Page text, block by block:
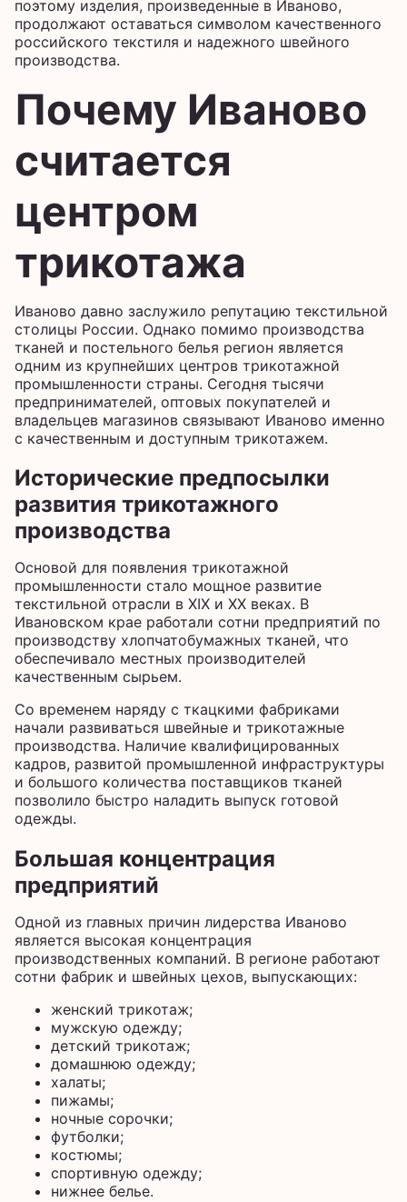
поэтому изделия, произведенные в Иваново,
продолжают оставаться символом качественного
российского текстиля и надежного швейного
производства.
Почему Иваново
считается
центром
трикотажа
Иваново давно заслужило репутацию текстильной
столицы России. Однако помимо производства
тканей и постельного белья регион является
одним из крупнейших центров трикотажной
промышленности страны. Сегодня тысячи
предпринимателей, оптовых покупателей и
владельцев магазинов связывают Иваново именно
с качественным и доступным трикотажем.
Исторические предпосылки
развития трикотажного
производства
Основой для появления трикотажной
промышленности стало мощное развитие
текстильной отрасли в XIX и XX веках. В
Ивановском крае работали сотни предприятий по
производству хлопчатобумажных тканей, что
обеспечивало местных производителей
качественным сырьем.
Со временем наряду с ткацкими фабриками
начали развиваться швейные и трикотажные
производства. Наличие квалифицированных
кадров, развитой промышленной инфраструктуры
и большого количества поставщиков тканей
позволило быстро наладить выпуск готовой
одежды.
Большая концентрация
предприятий
Одной из главных причин лидерства Иваново
является высокая концентрация
производственных компаний. В регионе работают
сотни фабрик и швейных цехов, выпускающих:
женский трикотаж;
мужскую одежду;
детский трикотаж;
домашнюю одежду;
халаты;
пижамы;
ночные сорочки;
футболки;
костюмы;
спортивную одежду;
нижнее белье.